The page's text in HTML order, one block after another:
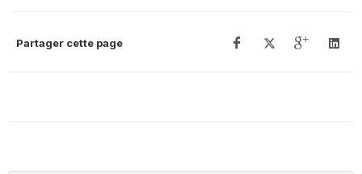
Partager cette page